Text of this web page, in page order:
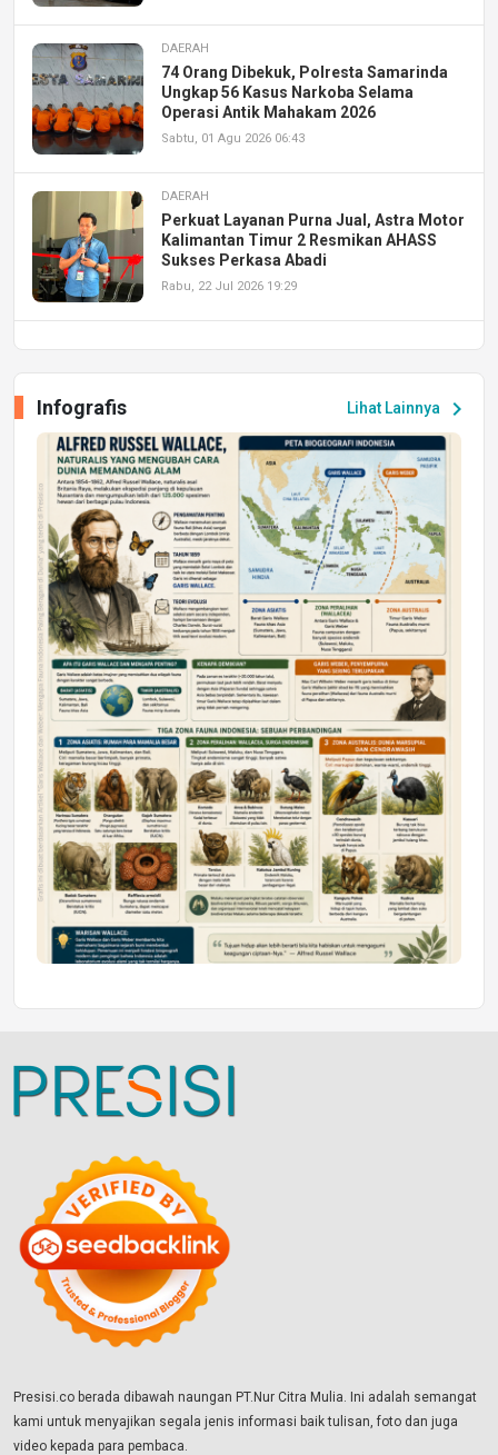
DAERAH
74 Orang Dibekuk, Polresta Samarinda
Ungkap 56 Kasus Narkoba Selama
Operasi Antik Mahakam 2026
Sabtu, 01 Agu 2026 06:43
DAERAH
Perkuat Layanan Purna Jual, Astra Motor
Kalimantan Timur 2 Resmikan AHASS
Sukses Perkasa Abadi
Rabu, 22 Jul 2026 19:29
Peluang Kerja dan Magang
Jumat, 17 Jul 2026 22:30
DAERAH
Astra Motor Kalimantan Timur 2 Dukung
Mahasiswa Samarinda dalam Astra
Honda SDGs Future Leaders 2026
Jumat, 10 Jul 2026 19:01
Lihat Lainnya chevron_right
Infografis
Presisi.co berada dibawah naungan PT.Nur Citra Mulia. Ini adalah semangat
kami untuk menyajikan segala jenis informasi baik tulisan, foto dan juga
video kepada para pembaca.